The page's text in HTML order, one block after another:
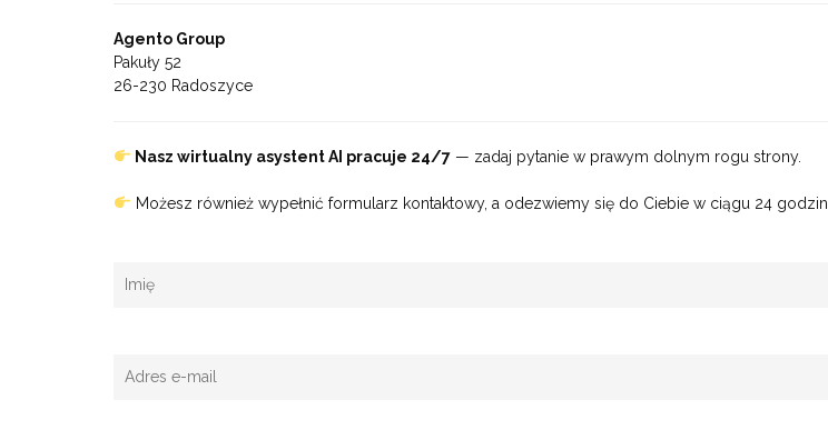
Agento Group
Pakuły 52
26-230 Radoszyce
Nasz wirtualny asystent AI pracuje 24/7— zadaj pytanie w prawym dolnym rogu strony.
Możesz również wypełnić formularz kontaktowy, a odezwiemy się do Ciebie w ciągu 24 godzin.